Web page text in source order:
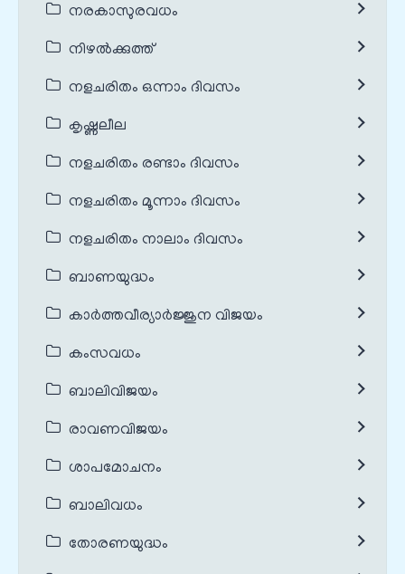
നരകാസുരവധം
നിഴൽക്കുത്ത്
നളചരിതം ഒന്നാം ദിവസം
കൃഷ്ണലീല
നളചരിതം രണ്ടാം ദിവസം
നളചരിതം മൂന്നാം ദിവസം
നളചരിതം നാലാം ദിവസം
ബാണയുദ്ധം
കാർത്തവീര്യാർജ്ജുന വിജയം
കംസവധം
ബാലിവിജയം
രാവണവിജയം
ശാപമോചനം
ബാലിവധം
തോരണയുദ്ധം